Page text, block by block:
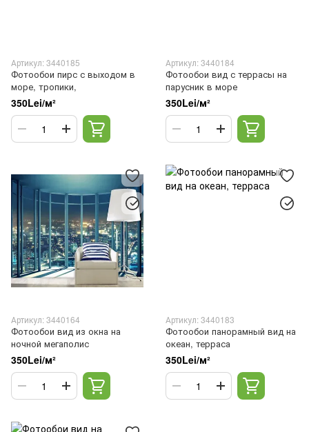
Артикул: 3440185
Фотообои пирс с выходом в
море, тропики,
350Lei/м²
Артикул: 3440184
Фотообои вид с террасы на
парусник в море
350Lei/м²
Артикул: 3440164
Фотообои вид из окна на
ночной мегаполис
350Lei/м²
Артикул: 3440183
Фотообои панорамный вид на
океан, терраса
350Lei/м²